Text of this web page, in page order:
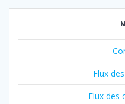
Flux
Flux des